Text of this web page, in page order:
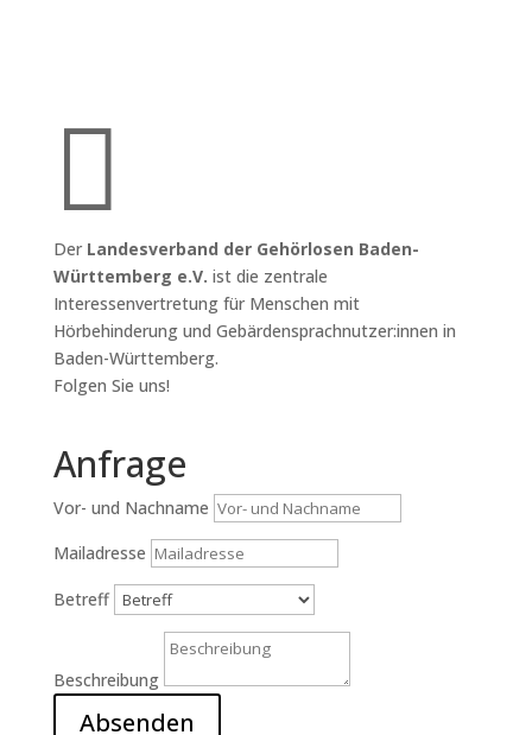

Der Landesverband der Gehörlosen Baden-
Württemberg e.V. ist die zentrale
Interessenvertretung für Menschen mit
Hörbehinderung und Gebärdensprachnutzer:innen in
Baden-Württemberg.
Folgen Sie uns!
Anfrage
Vor- und Nachname
Mailadresse
Betreff
Beschreibung
Absenden